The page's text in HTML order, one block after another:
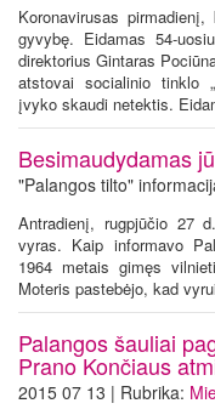
Koronavirusas
gyvybę. Eidamas 54-
direktorius Gintaras
atstovai socialinio tinklo
įvyko skaudi netektis.
Besimaudydamas
"Palangos tilto"
Antradienį, rugpjūčio 27
vyras. Kaip informavo
1964 metais gimęs
Moteris pastebėjo, kad
Palangos šauliai
Prano Končiaus
2015 07 13 | Rubrika: